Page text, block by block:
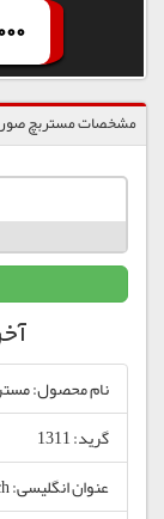
مشخصات مستربچ صورتی
نام محصول:
گرید: 1311
عنوان انگلیسی: Pink Masterbatch